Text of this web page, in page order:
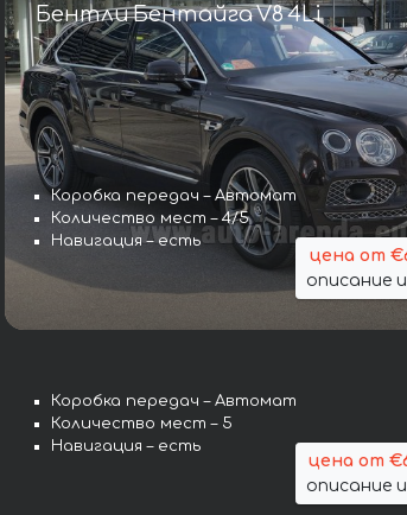
Бентли Бентайга V8 4Li
Коробка передач – Автомат
Количество мест – 4/5
Навигация – есть
цена от
описание
Коробка передач – Автомат
Количество мест – 5
Навигация – есть
цена от
описание